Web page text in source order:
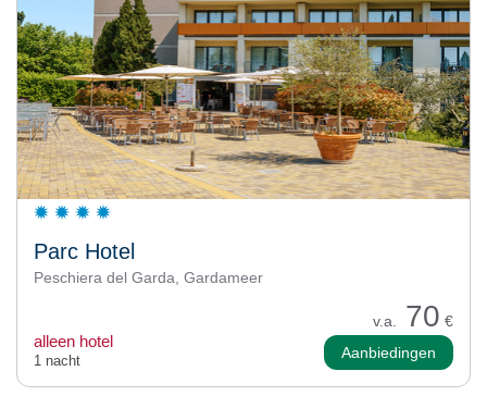
Parc Hotel
Peschiera del Garda, Gardameer
v.a. 70 €
alleen hotel
1 nacht Aanbiedingen